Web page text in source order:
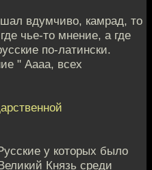
вдумчиво, камрад, то
чье-то мнение, а где
по-латински.
" Аааа, всех
у которых было
Князь среди